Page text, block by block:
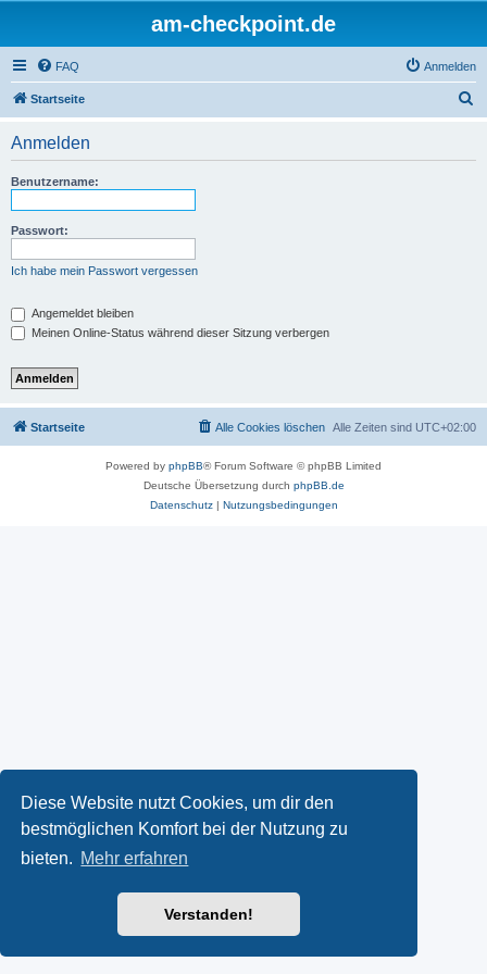
Diese Website nutzt Cookies, um dir den
bestmöglichen Komfort bei der Nutzung zu
bieten. Mehr erfahren
Verstanden!
am-checkpoint.de
FAQ Anmelden
Startseite
Anmelden
Benutzername:
Passwort:
Ich habe mein Passwort vergessen
Angemeldet bleiben
Meinen Online-Status während dieser Sitzung verbergen
Startseite Alle Zeiten sind UTC+02:00
Alle Cookies löschen
Powered by phpBB® Forum Software © phpBB Limited
Deutsche Übersetzung durch phpBB.de
Datenschutz| Nutzungsbedingungen